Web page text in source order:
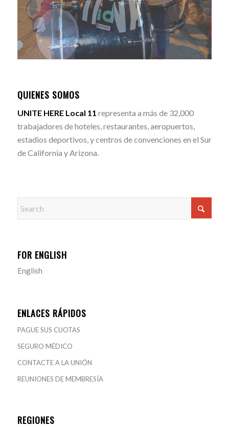
QUIENES SOMOS
UNITE HERE Local 11 representa a más de 32,000
trabajadores de hoteles, restaurantes, aeropuertos,
estadios deportivos, y centros de convenciones en el Sur
de California y Arizona.
FOR ENGLISH
English
ENLACES RÁPIDOS
PAGUE SUS CUOTAS
SEGURO MÉDICO
CONTACTE A LA UNIÓN
REUNIONES DE MEMBRESÍA
REGIONES